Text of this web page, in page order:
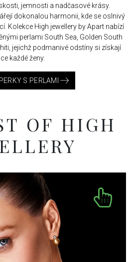
jemnosti a nadčasové krásy.
dokonalou harmonii, kde se oslnivý
Kolekce High jewellery by Apart nabízí
perlami South Sea, Golden South
jejichž podmanivé odstíny si získají
každé ženy.
S PERLAMI
OF HIGH